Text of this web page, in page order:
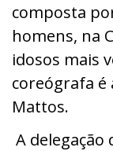
composta
homens, na
idosos mais
coreógrafa é
Mattos.
A